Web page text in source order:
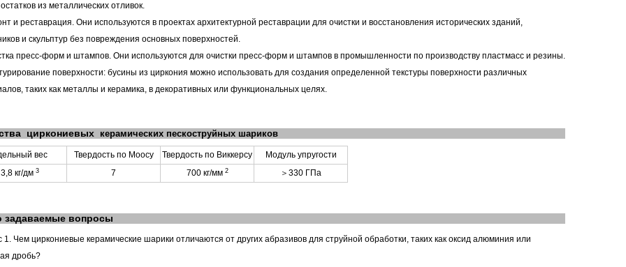
из металлических отливок.
и реставрация. Они используются в проектах архитектурной реставрации для очистки и восстановления исторических зданий,
и скульптур без повреждения основных поверхностей.
пресс-форм и штампов. Они используются для очистки пресс-форм и штампов в промышленности по производству пластмасс и резины.
поверхности: бусины из циркония можно использовать для создания определенной текстуры поверхности различных
таких как металлы и керамика, в декоративных или функциональных целях.
циркониевых керамических пескоструйных шариков
вес Твердость по Моосу Твердость по Виккерсу
Модуль упругости
3,8 кг/дм 3 7 700 кг/мм 2 ＞ 330 ГПа
задаваемые вопросы
1. Чем циркониевые керамические шарики отличаются от других абразивов для струйной обработки, таких как оксид алюминия или
дробь?